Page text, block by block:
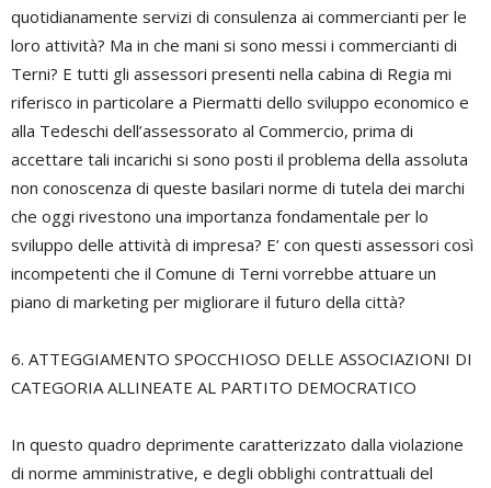
quotidianamente servizi di consulenza ai commercianti per le
loro attività? Ma in che mani si sono messi i commercianti di
Terni? E tutti gli assessori presenti nella cabina di Regia mi
riferisco in particolare a Piermatti dello sviluppo economico e
alla Tedeschi dell’assessorato al Commercio, prima di
accettare tali incarichi si sono posti il problema della assoluta
non conoscenza di queste basilari norme di tutela dei marchi
che oggi rivestono una importanza fondamentale per lo
sviluppo delle attività di impresa? E’ con questi assessori così
incompetenti che il Comune di Terni vorrebbe attuare un
piano di marketing per migliorare il futuro della città?
6. ATTEGGIAMENTO SPOCCHIOSO DELLE ASSOCIAZIONI DI
CATEGORIA ALLINEATE AL PARTITO DEMOCRATICO
In questo quadro deprimente caratterizzato dalla violazione
di norme amministrative, e degli obblighi contrattuali del